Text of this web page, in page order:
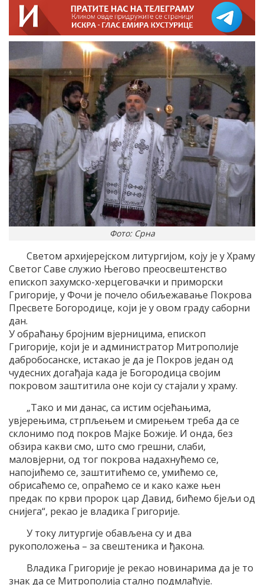
Фото: Срна
Светом архијерејском литургијом, коју је у Храму
Светог Саве служио Његово преосвештенство
епископ захумско-херцеговачки и приморски
Григорије, у Фочи је почело обиљежавање Покрова
Пресвете Богородице, који је у овом граду саборни
дан.
У обраћању бројним вјерницима, епископ
Григорије, који је и администратор Митрополије
дабробосанске, истакао је да је Покров један од
чудесних догађаја када је Богородица својим
покровом заштитила оне који су стајали у храму.
„Тако и ми данас, са истим осјећањима,
увјерењима, стрпљењем и смирењем треба да се
склонимо под покров Мајке Божије. И онда, без
обзира какви смо, што смо грешни, слаби,
маловјерни, од тог покрова надахнућемо се,
напојићемо се, заштитићемо се, умићемо се,
обрисаћемо се, опраћемо се и како каже њен
предак по крви пророк цар Давид, бићемо бјељи од
снијега“, рекао је владика Григорије.
У току литургије обављена су и два
рукоположења – за свештеника и ђакона.
Владика Григорије је рекао новинарима да је то
знак да се Митрополија стално подмлађује.